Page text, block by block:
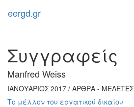
eergd.gr
Συγγραφείς
Manfred Weiss
ΙΑΝΟΥΑΡΙΟΣ 2017 / ΑΡΘΡΑ - ΜΕΛΕΤΕΣ
Το μέλλον του εργατικού δικαίου